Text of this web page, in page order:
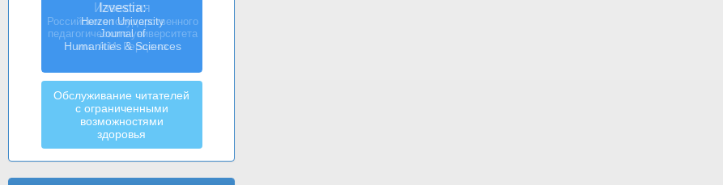
Izvestia:
Herzen University
Journal of
Humanities & Sciences
Обслуживание читателей
с ограниченными
возможностями
здоровья